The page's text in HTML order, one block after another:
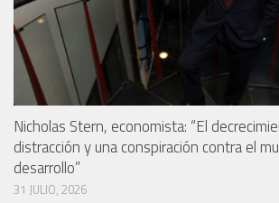
Nicholas Stern, economista: “El
distracción y una conspiración contra el
desarrollo”
31 JULIO, 2026